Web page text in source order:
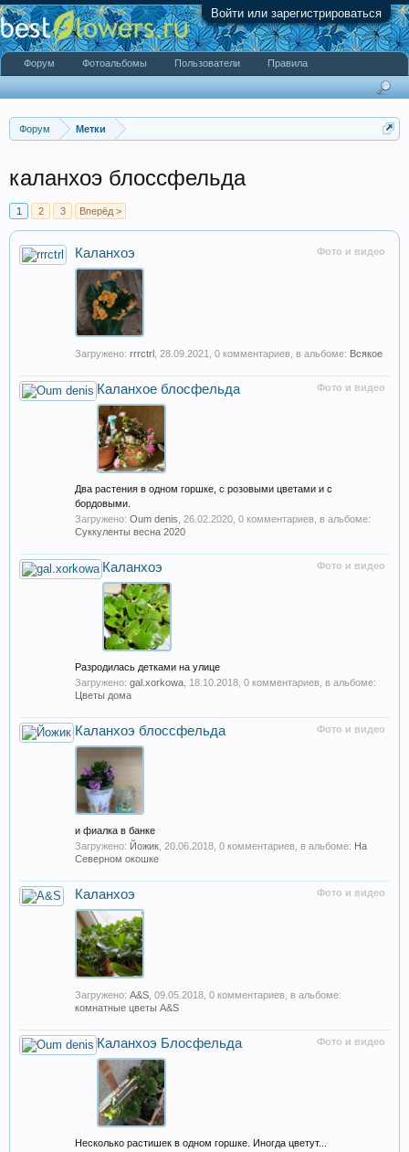
Войти или зарегистрироваться
Форум Метки
каланхоэ блоссфельда
1 2 3 Вперёд >
Фото и видео
Каланхоэ
Загружено: rrrctrl 28.09.2021 , 0 комментариев, в альбоме: Всякое
Фото и видео
Каланхое блосфельда
Два растения в одном горшке, с розовыми цветами и с
бордовыми.
Загружено: Oum denis 26.02.2020 , 0 комментариев, в альбоме:
Суккуленты весна 2020
Фото и видео
Каланхоэ
Разродилась детками на улице
Загружено: gal.xorkowa 18.10.2018 , 0 комментариев, в альбоме:
Цветы дома
Фото и видео
Каланхоэ блоссфельда
и фиалка в банке
Загружено: Йожик 20.06.2018 , 0 комментариев, в альбоме: На
Северном окошке
Фото и видео
Каланхоэ
Загружено: A&S 09.05.2018 , 0 комментариев, в альбоме:
комнатные цветы A&S
Фото и видео
Каланхоэ Блосфельда
Несколько растишек в одном горшке. Иногда цветут...
Форум Фотоальбомы Пользователи Правила